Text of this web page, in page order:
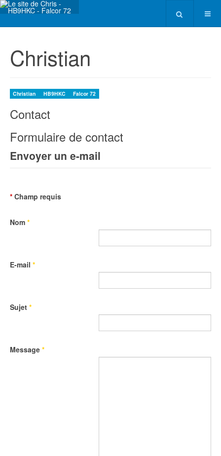
Christian
Christian HB9HKC Falcor 72
Contact
Formulaire de contact
Envoyer un e-mail
* Champ requis
Nom *
E-mail *
Sujet *
Message *